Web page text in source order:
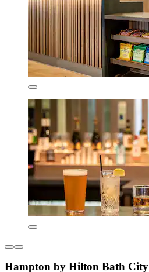
Hampton by Hilton Bath City